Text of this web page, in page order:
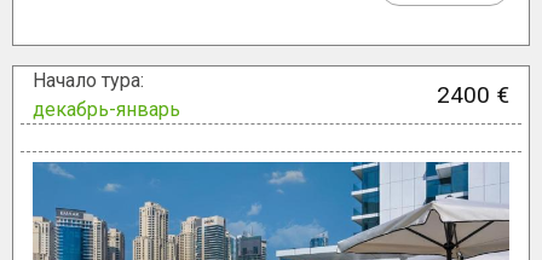
Начало тура:
декабрь-январь
2400 €